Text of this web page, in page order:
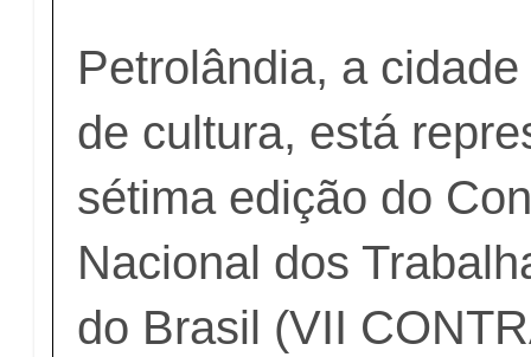
Petrolândia, a
de cultura, está
sétima edição do
Nacional dos
do Brasil (VII